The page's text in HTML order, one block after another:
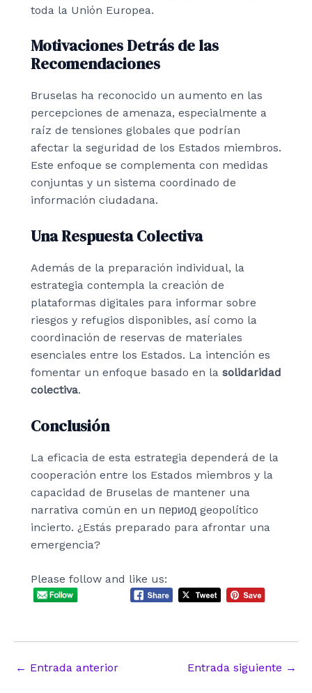
toda la Unión Europea.
Motivaciones Detrás de las
Recomendaciones
Bruselas ha reconocido un aumento en las
percepciones de amenaza, especialmente a
raíz de tensiones globales que podrían
afectar la seguridad de los Estados miembros.
Este enfoque se complementa con medidas
conjuntas y un sistema coordinado de
información ciudadana.
Una Respuesta Colectiva
Además de la preparación individual, la
estrategia contempla la creación de
plataformas digitales para informar sobre
riesgos y refugios disponibles, así como la
coordinación de reservas de materiales
esenciales entre los Estados. La intención es
fomentar un enfoque basado en la solidaridad
colectiva.
Conclusión
La eficacia de esta estrategia dependerá de la
cooperación entre los Estados miembros y la
capacidad de Bruselas de mantener una
narrativa común en un период geopolítico
incierto. ¿Estás preparado para afrontar una
emergencia?
Please follow and like us:
Navegación
← Entrada anterior Entrada siguiente →